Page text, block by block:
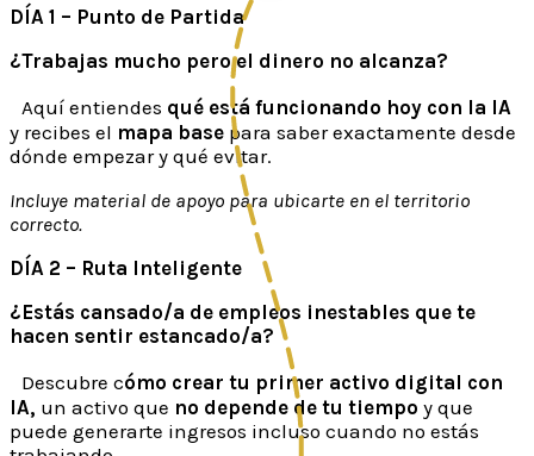
DÍA 1 – Punto de Partida
¿Trabajas mucho pero el dinero no alcanza?
Aquí entiendes qué está funcionando hoy con la IA
y recibes el mapa base para saber exactamente desde
dónde empezar y qué evitar.
Incluye material de apoyo para ubicarte en el territorio
correcto.
DÍA 2 – Ruta Inteligente
¿Estás cansado/a de empleos inestables que te
hacen sentir estancado/a?
Descubre cómo crear tu primer activo digital con
IA, un activo que no depende de tu tiempo y que
puede generarte ingresos incluso cuando no estás